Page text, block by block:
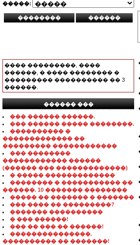
�����:
���� ���������, ����
������, � ���� �������� �
��������� ���������� �� 3
������.
������ ���
���������������
��� ������ ������.
��� ������ ����� ��������.
���������� �
������������� ��
��������� ������������
��� ��������
������������ ������
(������ ��� �������������)
� ����� �������������
�������� � ����������� ��
������. 10 ������� ��������
����� �� ������� � �������
��� ���� �� ���������?
������� ����������
� ��� ������!
��� �� ��� �� ������!
���������������.
���������� �� �������!